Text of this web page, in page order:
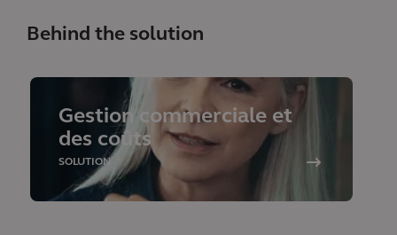
Behind the solution
Gestion commerciale et
des coûts
SOLUTION